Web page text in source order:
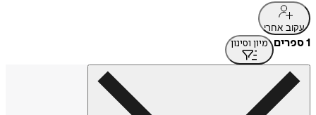
עקוב אחרי
1 ספרים מיון וסינון